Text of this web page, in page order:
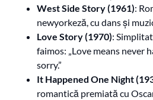
West Side Story (1961):
newyorkeză, cu dans și
Love Story (1970):
faimos: „Love means never
sorry.”
It Happened One Night
romantică premiată cu